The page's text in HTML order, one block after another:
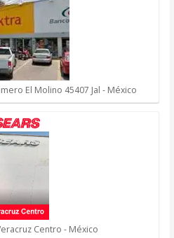
El Molino 45407 Jal - México
Centro - México